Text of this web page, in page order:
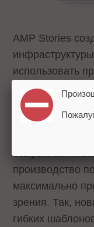
AMP Stories
использовать
оптимизацию
для
пользователю.
Запуск AMP-
производство
максимально
зрения. Так,
гибких